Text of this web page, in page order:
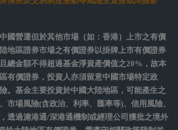
第一季主動布局好時機